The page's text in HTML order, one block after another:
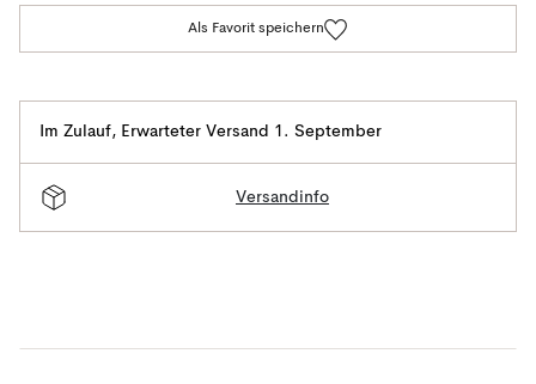
Als Favorit speichern
Im Zulauf, Erwarteter Versand 1. September
Versandinfo